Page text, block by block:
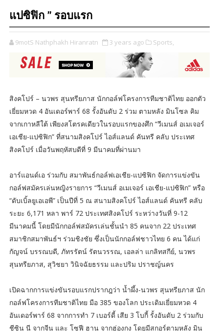
แปซิฟิก ” รอบแรก
9motS Nathphakh Hiranratn 3 years ago Sports,
สิงคโปร์ – นวพร สุนทรียภาส นักกอล์ฟโครงการทีมชาติไทย ออกตัว
เยี่ยมหวด 4 อันเดอร์พาร์ 68 รั้งอันดับ 2 ร่วม ตามหลัง มินโซล คิม
จากเกาหลีใต้ เพียงสโตรคเดียวในรอบแรกของศึก “วีเมนส์ อเมเจอร์
เอเชีย-แปซิฟิก” ที่สนามสิงคโปร์ ไอส์แลนด์ คันทรี คลับ ประเทศ
สิงคโปร์ เมื่อวันพฤหัสบดีที่ 9 มีนาคมที่ผ่านมา
อาร์แอนด์เอ ร่วมกับ สมาพันธ์กอล์ฟเอเชีย-แปซิฟิก จัดการแข่งขัน
กอล์ฟสมัครเล่นหญิงรายการ “วีเมนส์ อเมเจอร์ เอเชีย-แปซิฟิก” หรือ
“ดับเบิ้ลยูเอเอพี” เป็นปีที่ 5 ณ สนามสิงคโปร์ ไอส์แลนด์ คันทรี คลับ
ระยะ 6,171 หลา พาร์ 72 ประเทศสิงคโปร์ ระหว่างวันที่ 9-12
มีนาคมนี้ โดยมีนักกอล์ฟสมัครเล่นชั้นนำ 85 คนจาก 22 ประเทศ
สมาชิกสมาพันธ์ฯ ร่วมชิงชัย ซึ่งเป็นนักกอล์ฟชาวไทย 6 คน ได้แก่
กัญจน์ บรรณบดี, ภัทรรัตน์ รัตนวรรณ, เอลล่า แกลิทสกีย์, นวพร
สุนทรียภาส, สุวิชยา วินิจฉัยธรรม และปริม ปราชญ์นคร
เปิดฉากการแข่งขันรอบแรกปรากฎว่า น้ำผึ้ง-นวพร สุนทรียภาส นัก
กอล์ฟโครงการทีมชาติไทย มือ 385 ของโลก ประเดิมเยี่ยมหวด 4
อันเดอร์พาร์ 68 จากการทำ 7 เบอร์ดี้ เสีย 3 โบกี้ รั้งอันดับ 2 ร่วมกับ
ชีซิน นี จากจีน และ โซฟี ฮาน จากฮ่องกง โดยมีสกอร์ตามหลัง มิน